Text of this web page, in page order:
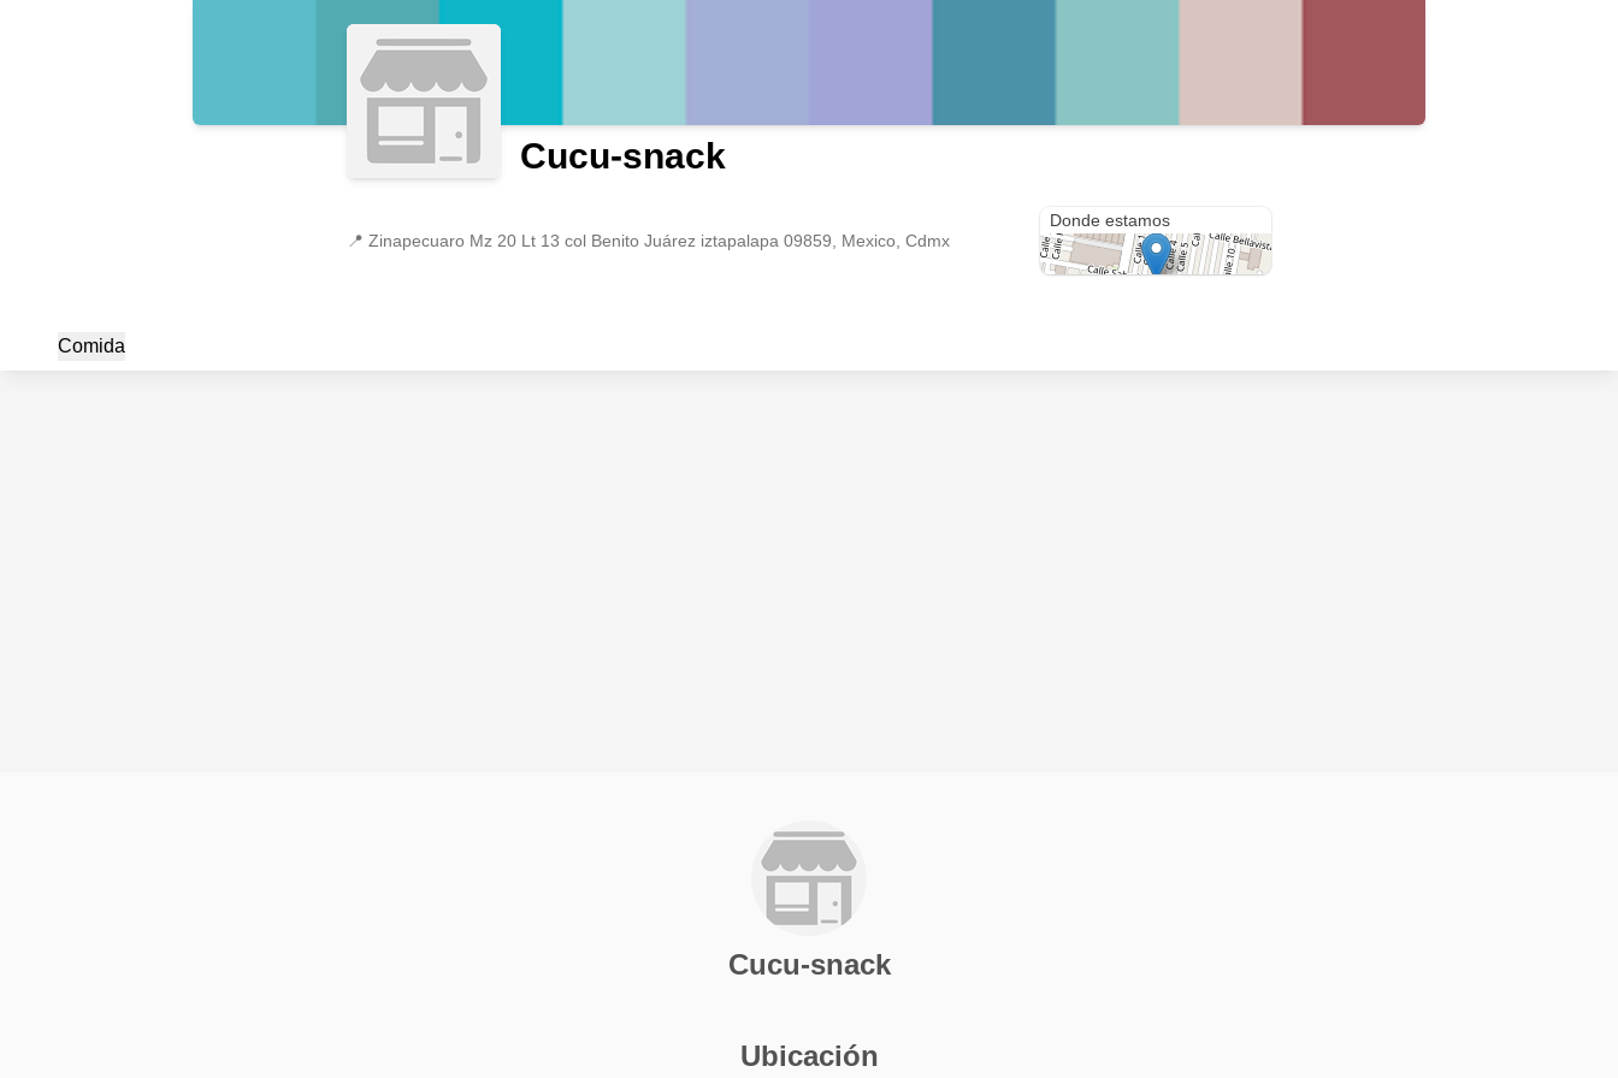
Cucu-snack
📍 Zinapecuaro Mz 20 Lt 13 col Benito Juárez iztapalapa 09859, Mexico, Cdmx
Donde estamos
Comida
Cucu-snack
Ubicación